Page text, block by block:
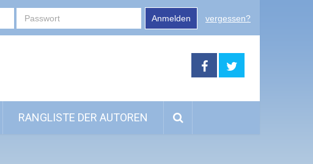
Anmelden vergessen?
RANGLISTE DER AUTOREN